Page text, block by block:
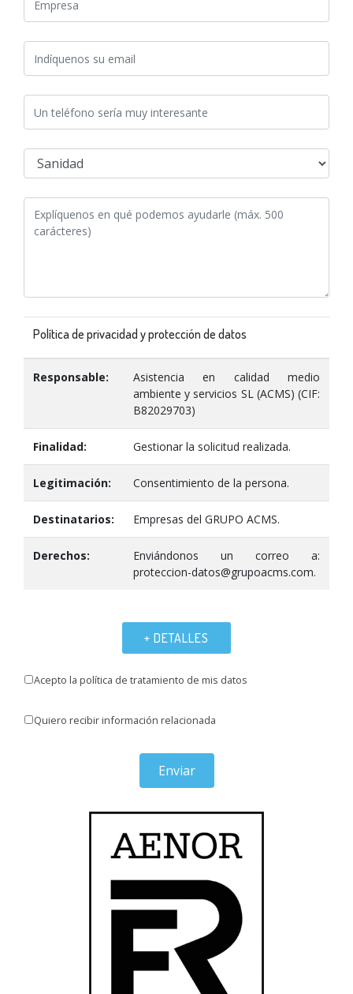
Política de privacidad y protección de datos
Responsable:
Asistencia en calidad medio
ambiente y servicios SL (ACMS) (CIF:
B82029703)
Finalidad: Gestionar la solicitud realizada.
Legitimación: Consentimiento de la persona.
Destinatarios: Empresas del GRUPO ACMS.
Derechos:
Enviándonos un correo a:
proteccion-datos@grupoacms.com.
+ DETALLES
Acepto la política de tratamiento de mis datos
Quiero recibir información relacionada
Enviar